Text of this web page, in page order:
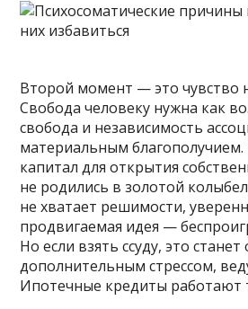
Второй момент — это чувство
Свобода человеку нужна как
свобода и независимость
материальным благополучием.
капитал для открытия
не родились в золотой
не хватает решимости,
продвигаемая идея —
Но если взять ссуду, это
дополнительным стрессом,
Ипотечные кредиты работают